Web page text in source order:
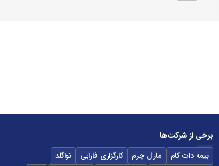
برخی از شرکت‌ها
بیمه دات کام مارال چرم کارگزاری فارابی
نواگلد